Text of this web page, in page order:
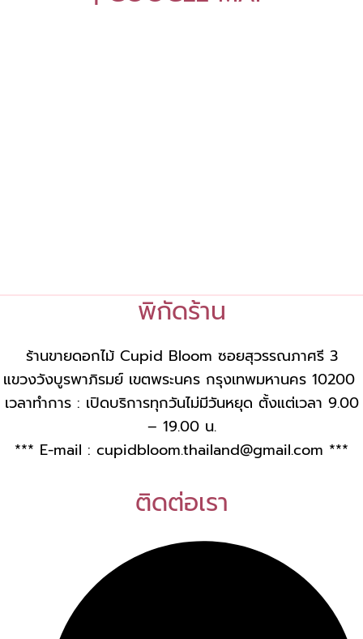
พิกัดร้าน
ร้านขายดอกไม้ Cupid Bloom ซอยสุวรรณภาศรี 3
แขวงวังบูรพาภิรมย์ เขตพระนคร กรุงเทพมหานคร 10200
เวลาทำการ : เปิดบริการทุกวันไม่มีวันหยุด ตั้งแต่เวลา 9.00
– 19.00 น.
*** E-mail : cupidbloom.thailand@gmail.com ***
ติดต่อเรา